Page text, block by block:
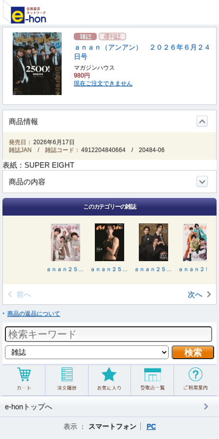
ａｎａｎ（アンアン） ２０２６年６月２４
日号
マガジンハウス
980円
現在ご注文できません
商品情報
発売日： 2026年6月17日
雑誌JAN / 雑誌コード： 4912204840664 /20484-06
表紙：SUPER EIGHT
商品の内容
このカテゴリーの雑誌
前へ 次へ
商品の返品について
e-honトップへ
表示 ： スマートフォン PC